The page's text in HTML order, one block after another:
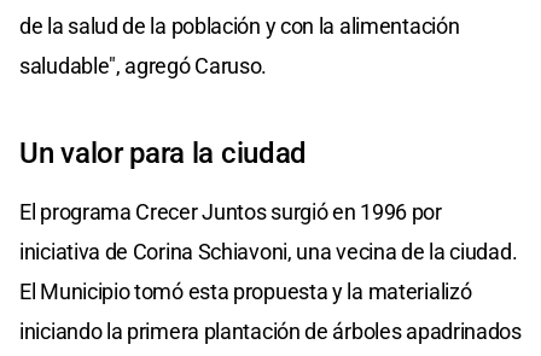
de la salud de la población y con la alimentación
saludable", agregó Caruso.
Un valor para la ciudad
El programa Crecer Juntos surgió en 1996 por
iniciativa de Corina Schiavoni, una vecina de la ciudad.
El Municipio tomó esta propuesta y la materializó
iniciando la primera plantación de árboles apadrinados